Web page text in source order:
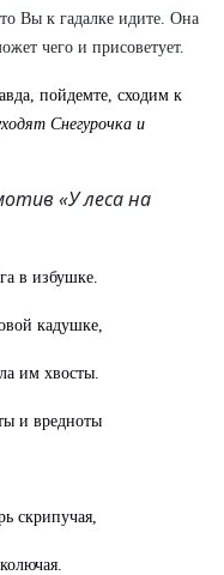
Вы к гадалке идите. Она
чего и присоветует.
пойдемте, сходим к
Снегурочка и
«У леса на
в избушке.
кадушке,
им хвосты.
и вредноты
скрипучая,